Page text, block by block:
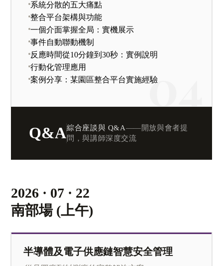
系統分散的五大痛點
整合平台架構與功能
一個介面掌握全局：實機展示
事件自動聯動機制
反應時間從10分鐘到30秒：實例說明
行動化管理應用
案例分享：某園區整合平台實施經驗
Q&A綜合座談與 Q&A——開放與會者提
問，與講師深度交流
2026 · 07 · 22
南部場 (上午)
半導體及電子供應鏈智慧安全管理